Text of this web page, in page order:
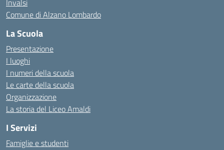
Invalsi
Comune di Alzano Lombardo
La Scuola
Presentazione
I luoghi
I numeri della scuola
Le carte della scuola
Organizzazione
La storia del Liceo Amaldi
I Servizi
Famiglie e studenti